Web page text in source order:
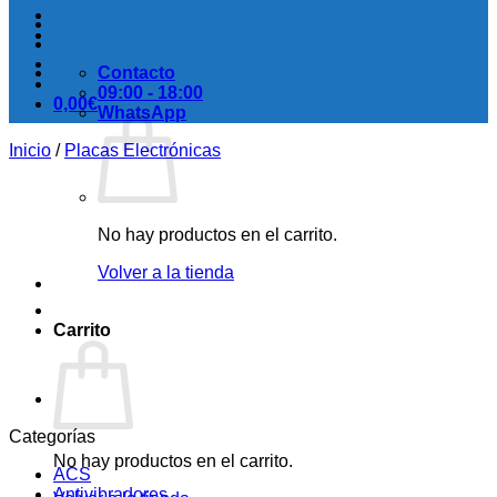
0,00€
No hay productos en el carrito.
Volver a la tienda
Carrito
No hay productos en el carrito.
Contacto
09:00 - 18:00
WhatsApp
Inicio / Placas Electrónicas
Categorías
ACS